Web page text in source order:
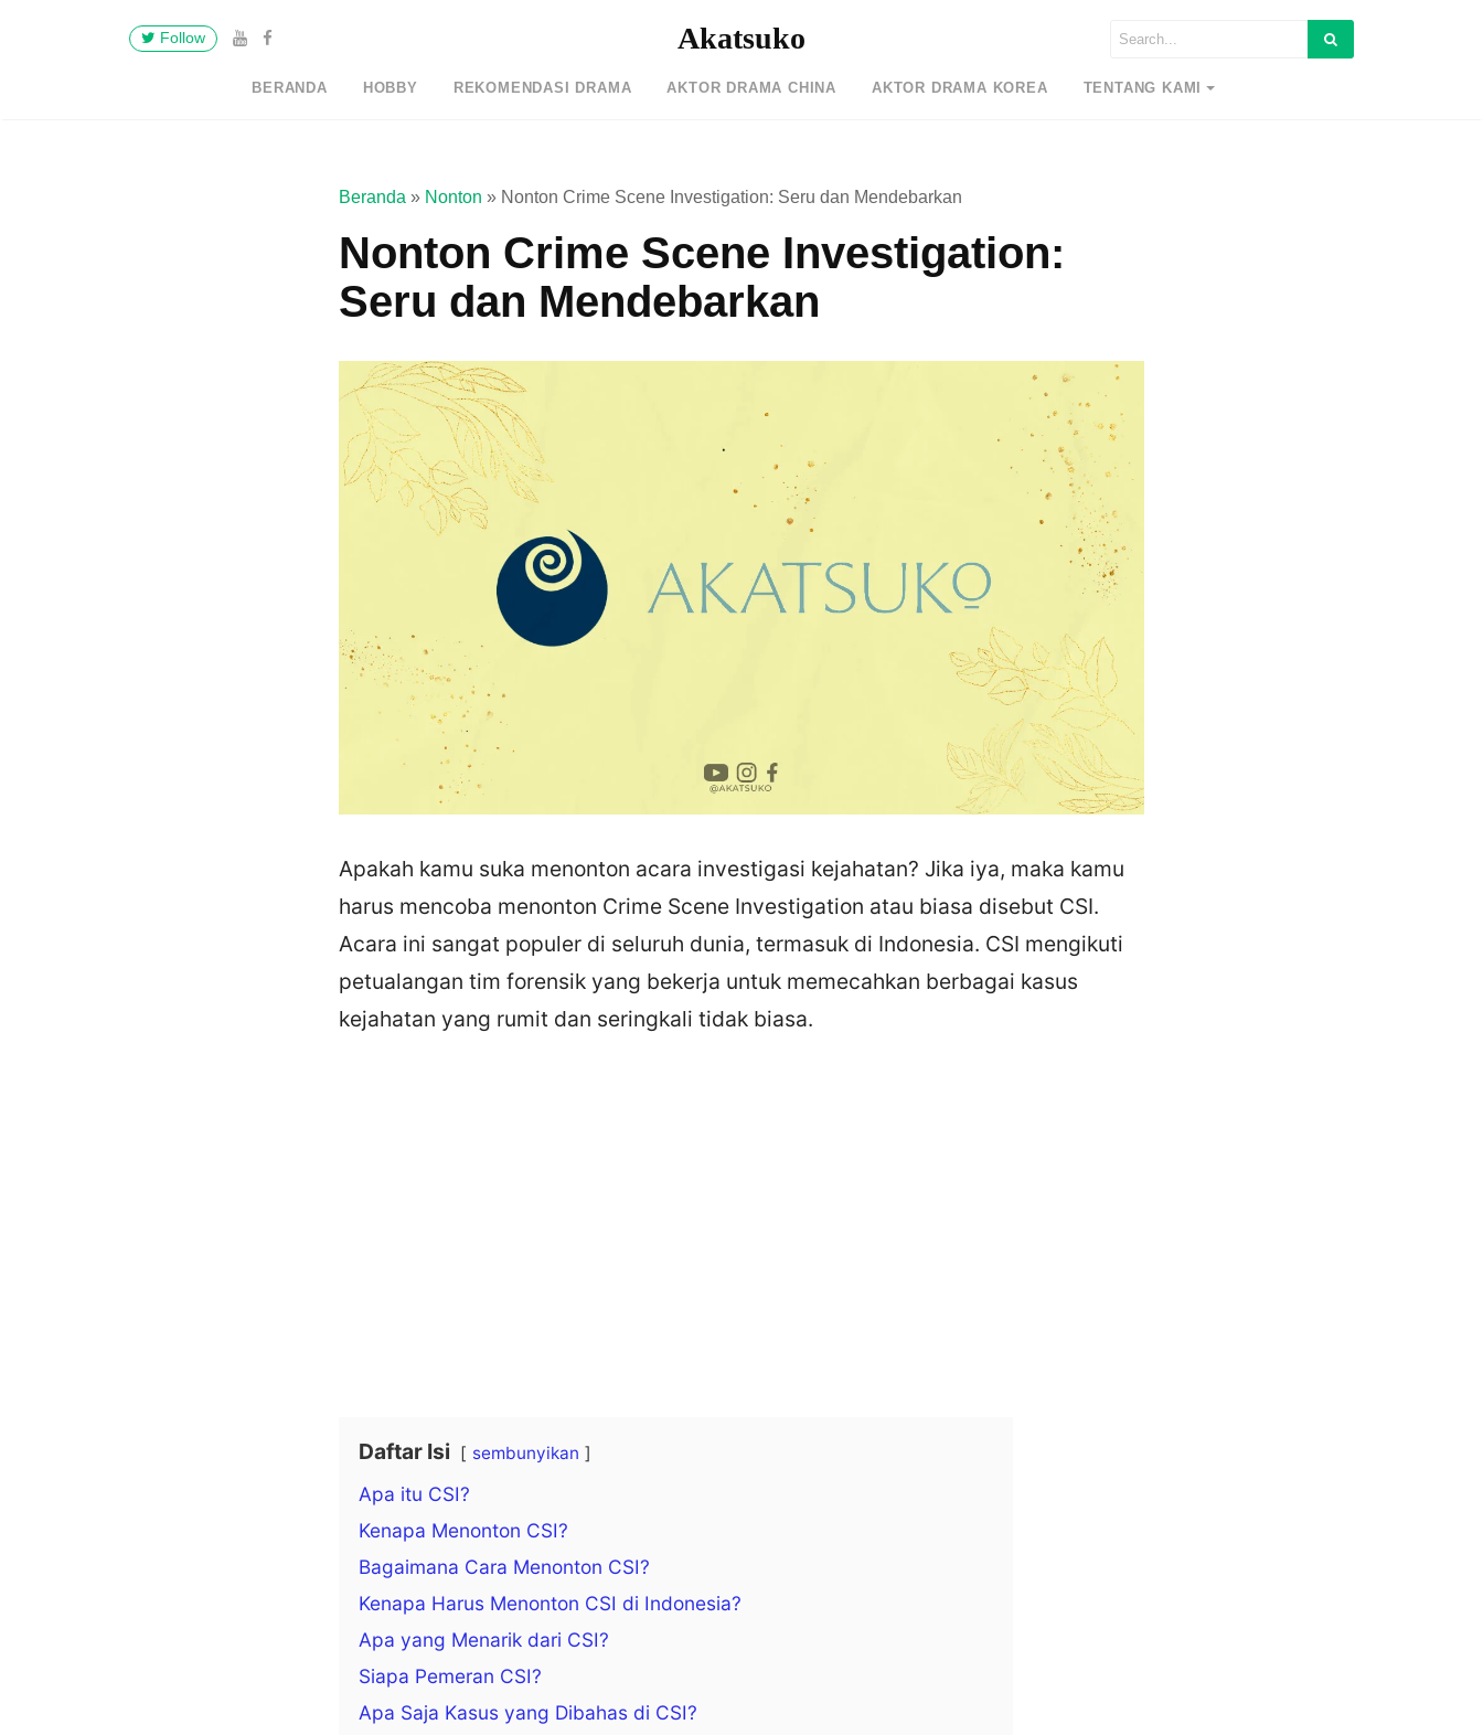
Follow Akatsuko
BERANDA HOBBY REKOMENDASI DRAMA AKTOR DRAMA CHINA AKTOR DRAMA KOREA TENTANG KAMI
Beranda » Nonton » Nonton Crime Scene Investigation: Seru dan Mendebarkan
Nonton Crime Scene Investigation:
Seru dan Mendebarkan
Apakah kamu suka menonton acara investigasi kejahatan? Jika iya, maka kamu
harus mencoba menonton Crime Scene Investigation atau biasa disebut CSI.
Acara ini sangat populer di seluruh dunia, termasuk di Indonesia. CSI mengikuti
petualangan tim forensik yang bekerja untuk memecahkan berbagai kasus
kejahatan yang rumit dan seringkali tidak biasa.
Daftar Isi sembunyikan
Apa itu CSI?
Kenapa Menonton CSI?
Bagaimana Cara Menonton CSI?
Kenapa Harus Menonton CSI di Indonesia?
Apa yang Menarik dari CSI?
Siapa Pemeran CSI?
Apa Saja Kasus yang Dibahas di CSI?